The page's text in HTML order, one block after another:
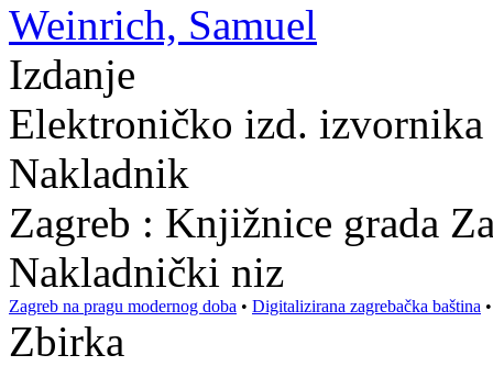
Weinrich, Samuel
Izdanje
Elektroničko izd. izvornika
Nakladnik
Zagreb : Knjižnice grada
Nakladnički niz
Zagreb na pragu modernog doba • Digitalizirana zagrebačka baština
Zbirka